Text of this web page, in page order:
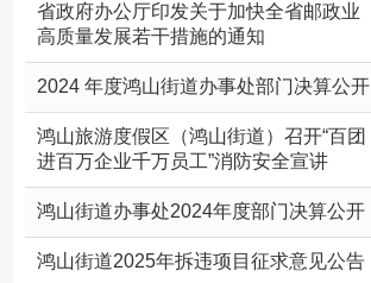
省政府办公厅印发关于加快全省邮政业
高质量发展若干措施的通知
2024 年度鸿山街道办事处部门决算公开
鸿山旅游度假区（鸿山街道）召开“百团
进百万企业千万员工”消防安全宣讲
鸿山街道办事处2024年度部门决算公开
鸿山街道2025年拆违项目征求意见公告